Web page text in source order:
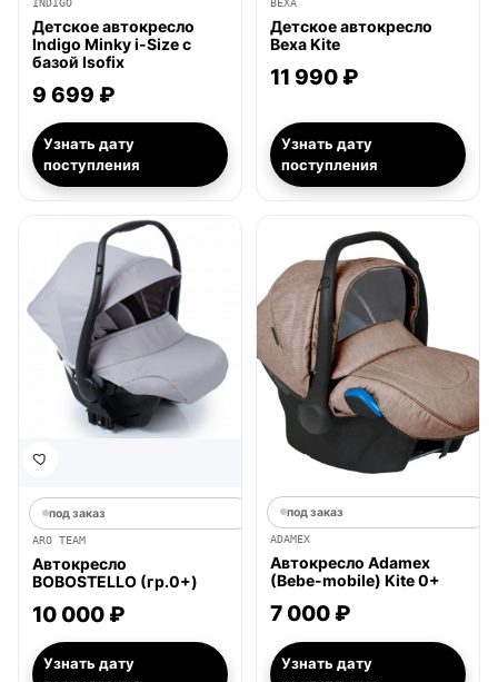
Детское автокресло
Indigo Minky i-Size с
базой Isofix
9 699 ₽
Узнать дату
поступления
Детское автокресло
Bexa Kite
11 990 ₽
Узнать дату
поступления
под заказ
ARO TEAM
Автокресло
BOBOSTELLO (гр.0+)
10 000 ₽
Узнать дату
под заказ
ADAMEX
Автокресло Adamex
(Bebe-mobile) Kite 0+
7 000 ₽
Узнать дату